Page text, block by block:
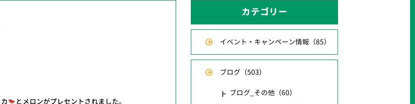
とメロンがプレセントされました。
カテゴリー
イベント・キャンペーン情報 （85）
ブログ （503）
ブログ_その他 （60）